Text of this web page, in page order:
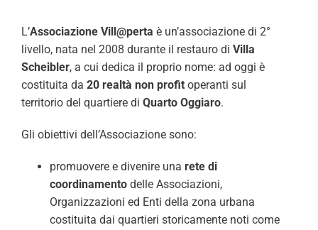
L’Associazione Vill@perta è un’associazione di 2°
livello, nata nel 2008 durante il restauro di Villa
Scheibler, a cui dedica il proprio nome: ad oggi è
costituita da 20 realtà non profit operanti sul
territorio del quartiere di Quarto Oggiaro.
Gli obiettivi dell’Associazione sono:
promuovere e divenire una rete di
coordinamento delle Associazioni,
Organizzazioni ed Enti della zona urbana
costituita dai quartieri storicamente noti come